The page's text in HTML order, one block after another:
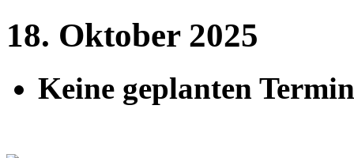
18. Oktober 2025
Keine geplanten